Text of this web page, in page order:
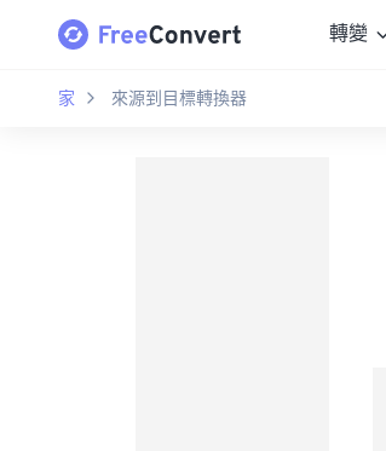
轉變
家 來源到目標轉換器